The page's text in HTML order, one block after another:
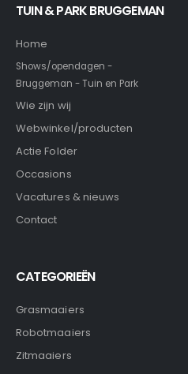
TUIN & PARK BRUGGEMAN
Home
Shows/opendagen -
Bruggeman - Tuin en Park
Wie zijn wij
Webwinkel/producten
Actie Folder
Occasions
Vacatures & nieuws
Contact
CATEGORIEËN
Grasmaaiers
Robotmaaiers
Zitmaaiers